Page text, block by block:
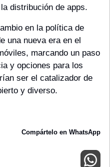
distribución de apps.
en la política de
una nueva era en el
marcando un paso
y opciones para los
ser el catalizador de
y diverso.
Compártelo en WhatsApp